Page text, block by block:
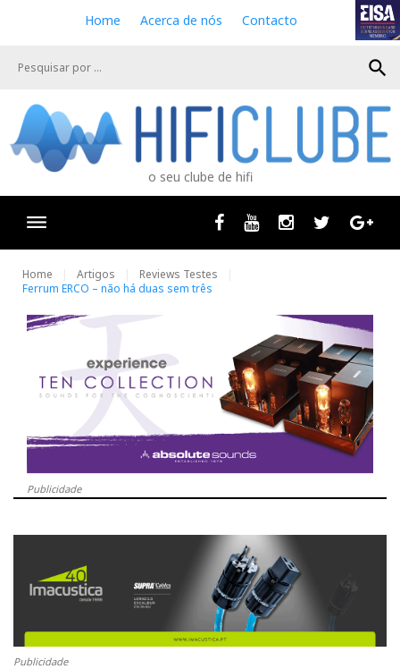
e
Home Acerca de nós Contacto
search
o seu clube de hifi
Facebook
Youtube InstagramTwitter
Home Artigos
Reviews Testes
Ferrum ERCO – não há duas sem três
Publicidade
Publicidade